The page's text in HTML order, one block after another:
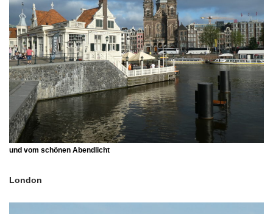
und vom schönen Abendlicht
London